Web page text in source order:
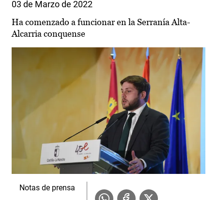
03 de Marzo de 2022
Ha comenzado a funcionar en la Serranía Alta-
Alcarria conquense
Notas de prensa